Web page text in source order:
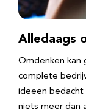
Alledaags
Omdenken kan
complete
ideeën bedacht
niets meer dan